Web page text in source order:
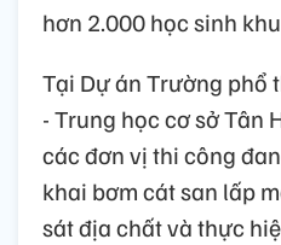
hơn 2.000 học sinh
Tại Dự án Trường phổ
- Trung học cơ sở Tân
các đơn vị thi công
khai bơm cát san lấp
sát địa chất và thực